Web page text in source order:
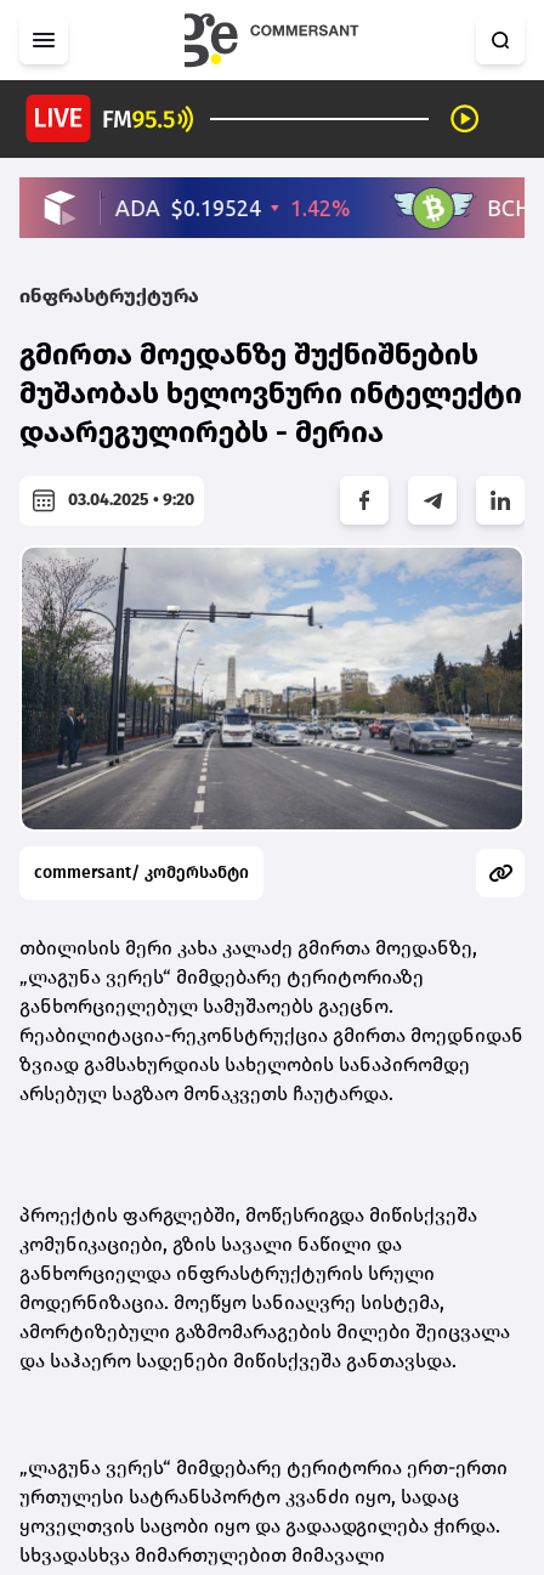
ინფრასტრუქტურა
გმირთა მოედანზე შუქნიშნების
მუშაობას ხელოვნური ინტელექტი
დაარეგულირებს - მერია
03.04.2025 • 9:20
commersant/ კომერსანტი
თბილისის მერი კახა კალაძე გმირთა მოედანზე,
„ლაგუნა ვერეს“ მიმდებარე ტერიტორიაზე
განხორციელებულ სამუშაოებს გაეცნო.
რეაბილიტაცია-რეკონსტრუქცია გმირთა მოედნიდან
ზვიად გამსახურდიას სახელობის სანაპირომდე
არსებულ საგზაო მონაკვეთს ჩაუტარდა.
პროექტის ფარგლებში, მოწესრიგდა მიწისქვეშა
კომუნიკაციები, გზის სავალი ნაწილი და
განხორციელდა ინფრასტრუქტურის სრული
მოდერნიზაცია. მოეწყო სანიაღვრე სისტემა,
ამორტიზებული გაზმომარაგების მილები შეიცვალა
და საჰაერო სადენები მიწისქვეშა განთავსდა.
„ლაგუნა ვერეს“ მიმდებარე ტერიტორია ერთ-ერთი
ურთულესი სატრანსპორტო კვანძი იყო, სადაც
ყოველთვის საცობი იყო და გადაადგილება ჭირდა.
სხვადასხვა მიმართულებით მიმავალი